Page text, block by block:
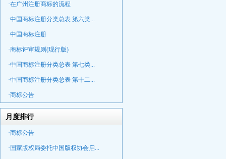
·在广州注册商标的流程
·中国商标注册分类总表 第六类...
·中国商标注册
·商标评审规则(现行版)
·中国商标注册分类总表 第七类...
·中国商标注册分类总表 第十二...
·商标公告
月度排行
·商标公告
·国家版权局委托中国版权协会启...